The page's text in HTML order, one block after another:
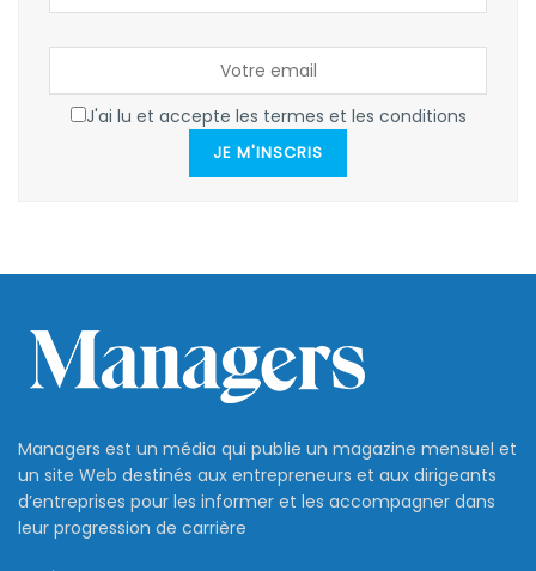
J'ai lu et accepte les termes et les conditions
JE M'INSCRIS
Managers est un média qui publie un magazine mensuel et
un site Web destinés aux entrepreneurs et aux dirigeants
d’entreprises pour les informer et les accompagner dans
leur progression de carrière